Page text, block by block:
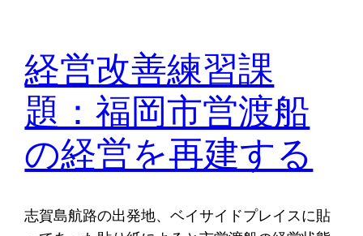
経営改善練習課
題：福岡市営渡船
の経営を再建する
志賀島航路の出発地、ベイサイドプレイスに貼